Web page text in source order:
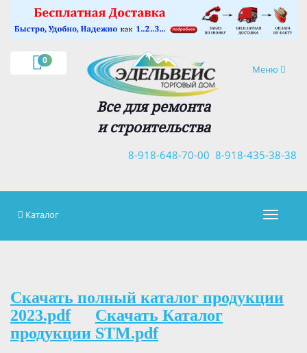
0
Навигация
Меню
Все для ремонта
и строительства
8-918-435-38-38
8-918-648-70-00
×
Каталог
Скачать полный каталог продукции
2023.pdf
Скачать Каталог
продукции STM.pdf